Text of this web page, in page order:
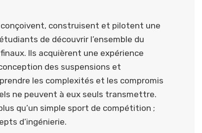
conçoivent, construisent et pilotent une
de découvrir l’ensemble du
Ils acquièrent une expérience
des suspensions et
les complexités et les compromis
ne peuvent à eux seuls transmettre.
qu’un simple sport de compétition ;
d’ingénierie.